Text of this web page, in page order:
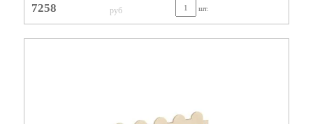
7258 руб шт.